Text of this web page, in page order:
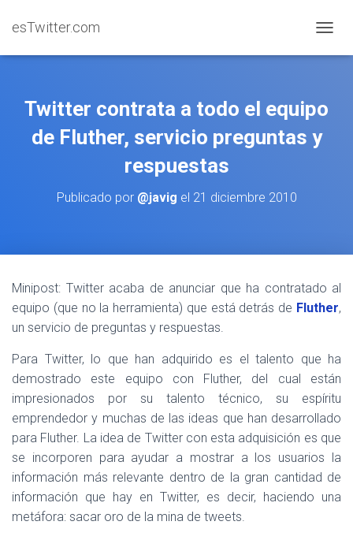
esTwitter.com
Twitter contrata a todo el equipo
de Fluther, servicio preguntas y
respuestas
Publicado por @javig el 21 diciembre 2010
Minipost: Twitter acaba de anunciar que ha contratado al
equipo (que no la herramienta) que está detrás de Fluther,
un servicio de preguntas y respuestas.
Para Twitter, lo que han adquirido es el talento que ha
demostrado este equipo con Fluther, del cual están
impresionados por su talento técnico, su espíritu
emprendedor y muchas de las ideas que han desarrollado
para Fluther. La idea de Twitter con esta adquisición es que
se incorporen para ayudar a mostrar a los usuarios la
información más relevante dentro de la gran cantidad de
información que hay en Twitter, es decir, haciendo una
metáfora: sacar oro de la mina de tweets.